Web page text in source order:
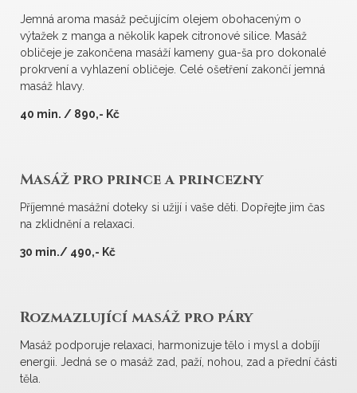
Jemná aroma masáž pečujícím olejem obohaceným o
výtažek z manga a několik kapek citronové silice. Masáž
obličeje je zakončena masáží kameny gua-ša pro dokonalé
prokrvení a vyhlazení obličeje. Celé ošetření zakončí jemná
masáž hlavy.
40 min. / 890,- Kč
Masáž pro prince a princezny
Příjemné masážní doteky si užijí i vaše děti. Dopřejte jim čas
na zklidnění a relaxaci.
30 min./ 490,- Kč
Rozmazlující masáž pro páry
Masáž podporuje relaxaci, harmonizuje tělo i mysl a dobíjí
energii. Jedná se o masáž zad, paží, nohou, zad a přední části
těla.